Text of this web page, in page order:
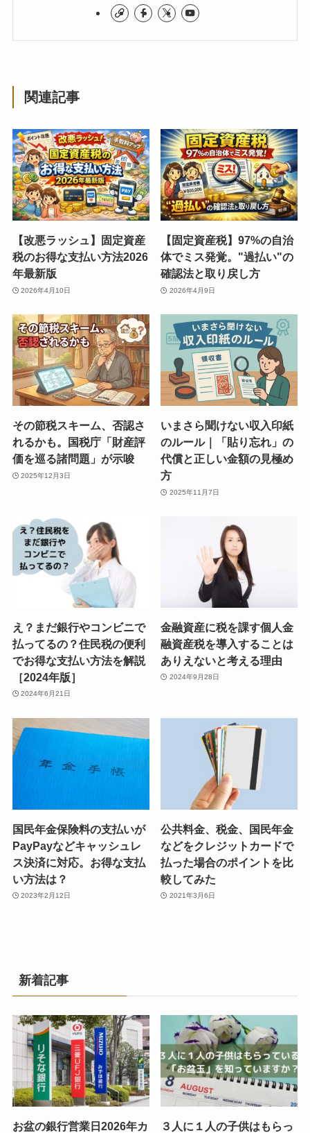
関連記事
【改悪ラッシュ】固定資産
税のお得な支払い方法2026
年最新版
2026年4月10日
【固定資産税】97%の自治
体でミス発覚。"過払い"の
確認法と取り戻し方
2026年4月9日
その節税スキーム、否認さ
れるかも。国税庁「財産評
価を巡る諸問題」が示唆
2025年12月3日
いまさら聞けない収入印紙
のルール｜「貼り忘れ」の
代償と正しい金額の見極め
方
2025年11月7日
え？まだ銀行やコンビニで
払ってるの？住民税の便利
でお得な支払い方法を解説
［2024年版］
2024年6月21日
金融資産に税を課す個人金
融資産税を導入することは
ありえないと考える理由
2024年9月28日
国民年金保険料の支払いが
PayPayなどキャッシュレ
ス決済に対応。お得な支払
い方法は？
2023年2月12日
公共料金、税金、国民年金
などをクレジットカードで
払った場合のポイントを比
較してみた
2021年3月6日
新着記事
お盆の銀行営業日2026年カ
３人に１人の子供はもらっ